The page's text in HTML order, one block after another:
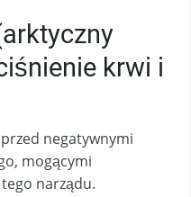
krwi i
negatywnymi
mogącymi
narządu.